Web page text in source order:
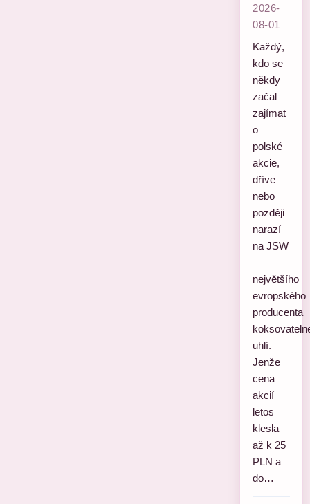
2026-
08-01
Každý,
kdo se
někdy
začal
zajímat
o
polské
akcie,
dříve
nebo
později
narazí
na JSW
–
největšího
evropského
producenta
uhlí.
Jenže
cena
akcií
letos
klesla
až k 25
PLN a
do…